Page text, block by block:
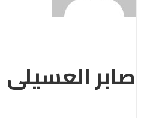
صابر العسيلى